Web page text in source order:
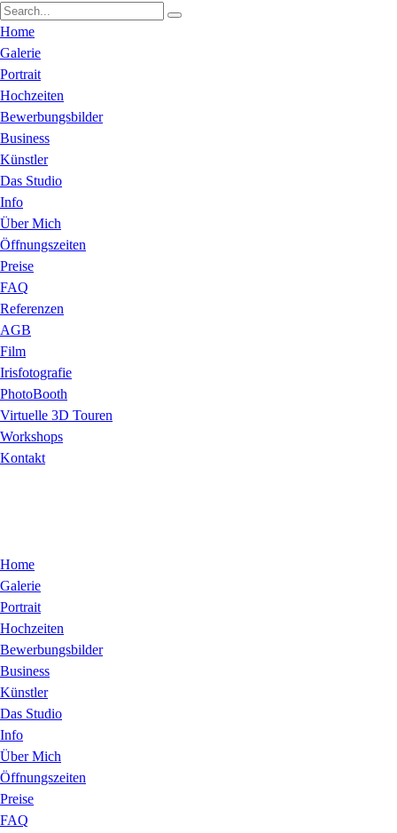
Home
Galerie
Portrait
Hochzeiten
Bewerbungsbilder
Business
Künstler
Das Studio
Info
Über Mich
Öffnungszeiten
Preise
FAQ
Referenzen
AGB
Film
Irisfotografie
PhotoBooth
Virtuelle 3D Touren
Workshops
Kontakt
Home
Galerie
Portrait
Hochzeiten
Bewerbungsbilder
Business
Künstler
Das Studio
Info
Über Mich
Öffnungszeiten
Preise
FAQ